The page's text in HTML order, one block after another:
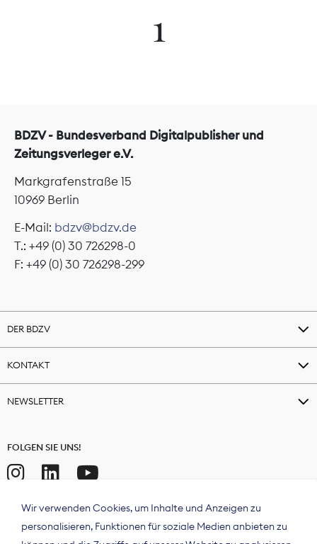
1
BDZV - Bundesverband Digitalpublisher und
Zeitungsverleger e.V.
Markgrafenstraße 15
10969 Berlin
E-Mail: bdzv@bdzv.de
T.: +49 (0) 30 726298-0
F: +49 (0) 30 726298-299
DER BDZV
KONTAKT
NEWSLETTER
FOLGEN SIE UNS!
Wir verwenden Cookies, um Inhalte und Anzeigen zu
personalisieren, Funktionen für soziale Medien anbieten zu